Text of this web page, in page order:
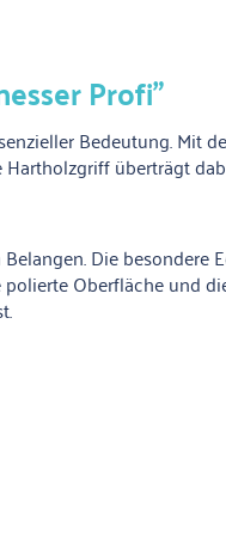
Profi"
Bedeutung. Mit
überträgt
Die
Oberfläche und